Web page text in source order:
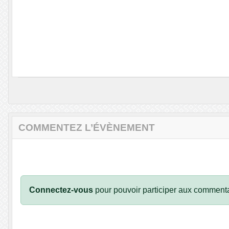
COMMENTEZ L’ÉVÈNEMENT
Connectez-vous pour pouvoir participer aux